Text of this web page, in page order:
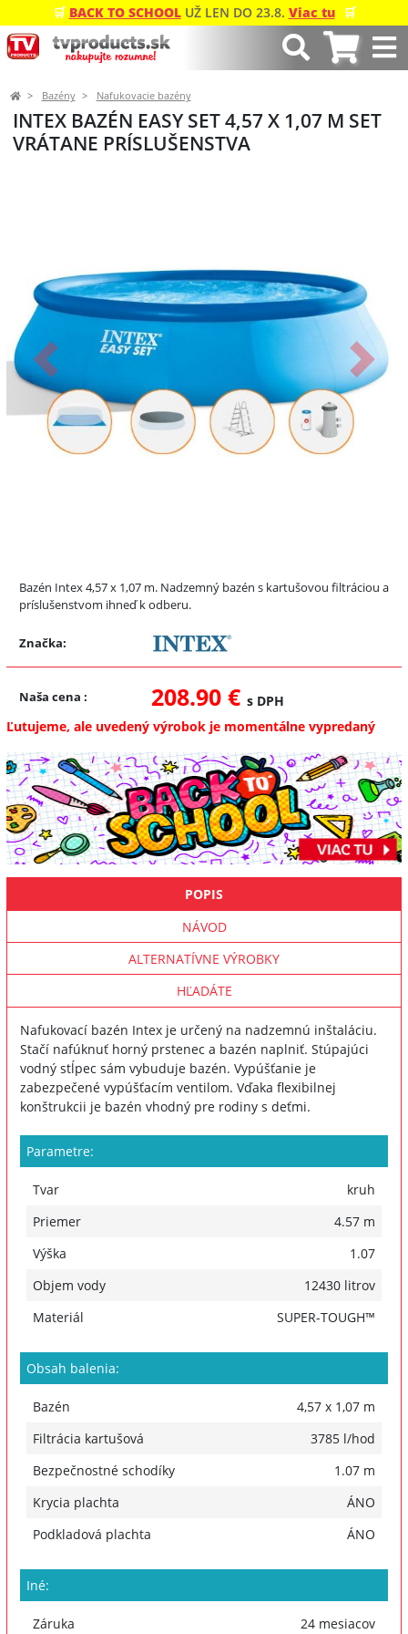
🛒 BACK TO SCHOOL UŽ LEN DO 23.8. Viac tu 🛒
Bazény Nafukovacie bazény
INTEX BAZÉN EASY SET 4,57 X 1,07 M SET
VRÁTANE PRÍSLUŠENSTVA
Predchádzajúci Ďalší
Bazén Intex 4,57 x 1,07 m. Nadzemný bazén s kartušovou filtráciou a
príslušenstvom ihneď k odberu.
Značka:
Naša cena : 208.90 € s DPH
Ľutujeme, ale uvedený výrobok je momentálne vypredaný
POPIS
NÁVOD
ALTERNATÍVNE VÝROBKY
HĽADÁTE
Nafukovací bazén Intex je určený na nadzemnú inštaláciu.
Stačí nafúknuť horný prstenec a bazén naplniť. Stúpajúci
vodný stĺpec sám vybuduje bazén. Vypúšťanie je
zabezpečené vypúšťacím ventilom. Vďaka flexibilnej
konštrukcii je bazén vhodný pre rodiny s deťmi.
Parametre:
Tvar
kruh
Priemer
4.57 m
Výška
1.07
Objem vody
12430 litrov
Materiál
SUPER-TOUGH™
Obsah balenia:
Bazén
4,57 x 1,07 m
Filtrácia kartušová
3785 l/hod
Bezpečnostné schodíky
1.07 m
Krycia plachta
ÁNO
Podkladová plachta
ÁNO
Iné:
Záruka 24 mesiacov